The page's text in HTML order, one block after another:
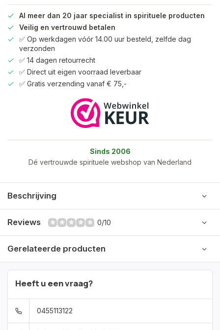
Al meer dan 20 jaar specialist in spirituele producten
Veilig en vertrouwd betalen
✅ Op werkdagen vóór 14.00 uur besteld, zelfde dag
verzonden
✅ 14 dagen retourrecht
✅ Direct uit eigen voorraad leverbaar
✅ Gratis verzending vanaf € 75,-
Sinds 2006
Dé vertrouwde spirituele webshop van Nederland
Beschrijving
Reviews 0/10
Gerelateerde producten
Heeft u een vraag?
0455113122